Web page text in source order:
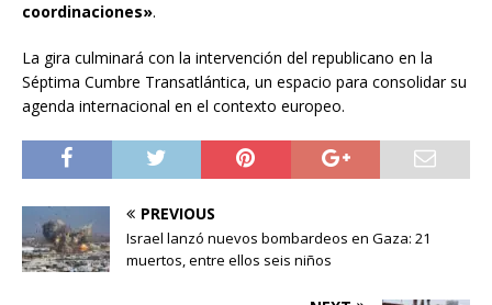
coordinaciones».
La gira culminará con la intervención del republicano en la
Séptima Cumbre Transatlántica, un espacio para consolidar su
agenda internacional en el contexto europeo.
PREVIOUS
Israel lanzó nuevos bombardeos en Gaza: 21
muertos, entre ellos seis niños